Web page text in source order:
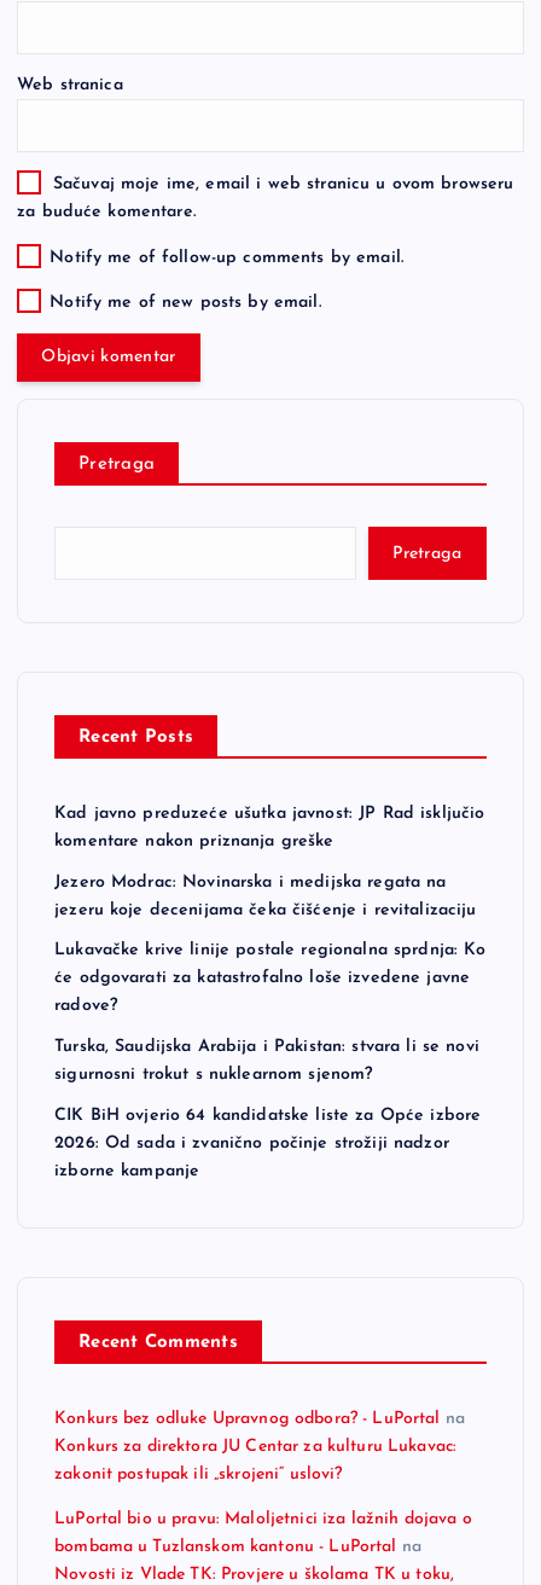
Web stranica
Sačuvaj moje ime, email i web stranicu u ovom browseru
za buduće komentare.
Notify me of follow-up comments by email.
Notify me of new posts by email.
Pretraga
Pretraga
Recent Posts
Kad javno preduzeće ušutka javnost: JP Rad isključio
komentare nakon priznanja greške
Jezero Modrac: Novinarska i medijska regata na
jezeru koje decenijama čeka čišćenje i revitalizaciju
Lukavačke krive linije postale regionalna sprdnja: Ko
će odgovarati za katastrofalno loše izvedene javne
radove?
Turska, Saudijska Arabija i Pakistan: stvara li se novi
sigurnosni trokut s nuklearnom sjenom?
CIK BiH ovjerio 64 kandidatske liste za Opće izbore
2026: Od sada i zvanično počinje strožiji nadzor
izborne kampanje
Recent Comments
Konkurs bez odluke Upravnog odbora? - LuPortal
na
Konkurs za direktora JU Centar za kulturu Lukavac:
zakonit postupak ili „skrojeni“ uslovi?
LuPortal bio u pravu: Maloljetnici iza lažnih dojava o
bombama u Tuzlanskom kantonu - LuPortal
na
Novosti iz Vlade TK: Provjere u školama TK u toku,